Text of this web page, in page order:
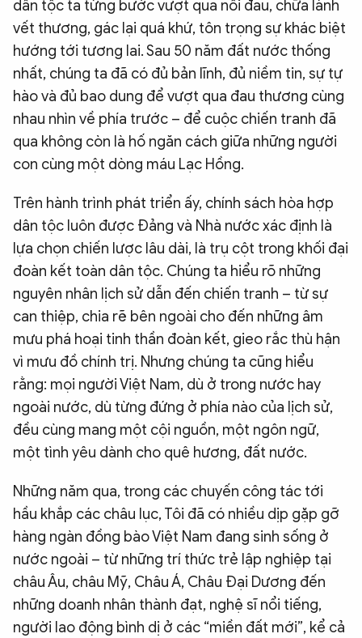
dân tộc ta từng bước vượt qua nỗi đau, chữa lành
vết thương, gác lại quá khứ, tôn trọng sự khác biệt
hướng tới tương lai. Sau 50 năm đất nước thống
nhất, chúng ta đã có đủ bản lĩnh, đủ niềm tin, sự tự
hào và đủ bao dung để vượt qua đau thương cùng
nhau nhìn về phía trước – để cuộc chiến tranh đã
qua không còn là hố ngăn cách giữa những người
con cùng một dòng máu Lạc Hồng.
Trên hành trình phát triển ấy, chính sách hòa hợp
dân tộc luôn được Đảng và Nhà nước xác định là
lựa chọn chiến lược lâu dài, là trụ cột trong khối đại
đoàn kết toàn dân tộc. Chúng ta hiểu rõ những
nguyên nhân lịch sử dẫn đến chiến tranh – từ sự
can thiệp, chia rẽ bên ngoài cho đến những âm
mưu phá hoại tinh thần đoàn kết, gieo rắc thù hận
vì mưu đồ chính trị. Nhưng chúng ta cũng hiểu
rằng: mọi người Việt Nam, dù ở trong nước hay
ngoài nước, dù từng đứng ở phía nào của lịch sử,
đều cùng mang một cội nguồn, một ngôn ngữ,
một tình yêu dành cho quê hương, đất nước.
Những năm qua, trong các chuyến công tác tới
hầu khắp các châu lục, Tôi đã có nhiều dịp gặp gỡ
hàng ngàn đồng bào Việt Nam đang sinh sống ở
nước ngoài – từ những trí thức trẻ lập nghiệp tại
châu Âu, châu Mỹ, Châu Á, Châu Đại Dương đến
những doanh nhân thành đạt, nghệ sĩ nổi tiếng,
người lao động bình dị ở các “miền đất mới”, kể cả